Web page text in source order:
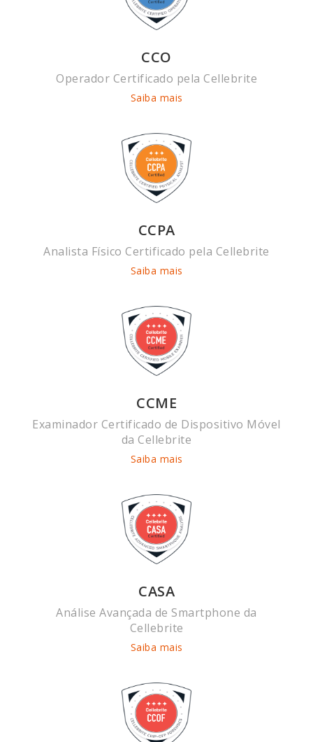
CCO
Operador Certificado pela Cellebrite
Saiba mais
CCPA
Analista Físico Certificado pela Cellebrite
Saiba mais
CCME
Examinador Certificado de Dispositivo Móvel
da Cellebrite
Saiba mais
CASA
Análise Avançada de Smartphone da
Cellebrite
Saiba mais